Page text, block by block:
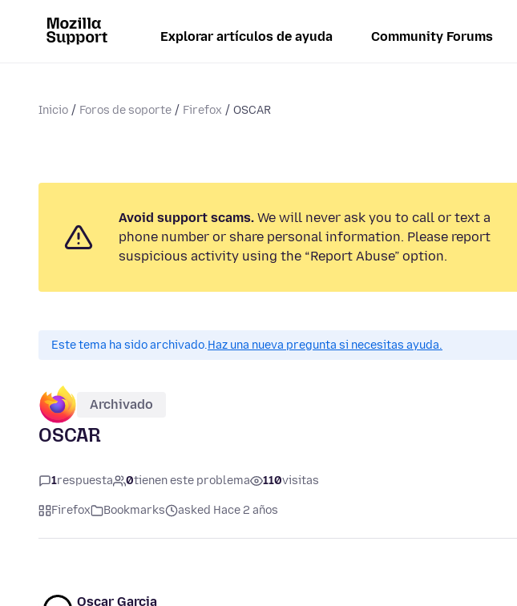
Explorar artículos de ayuda Community Forums
Inicio Foros de soporte Firefox OSCAR
Avoid support scams. We will never ask you to call or text a
phone number or share personal information. Please report
suspicious activity using the “Report Abuse” option.
Este tema ha sido archivado.Haz una nueva pregunta si necesitas ayuda.
Archivado
OSCAR
1respuesta 0tienen este problema 110visitas
Firefox Bookmarks asked Hace 2 años
Oscar Garcia